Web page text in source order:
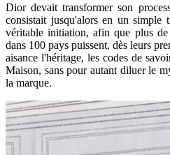
Dior devait transformer son
consistait jusqu'alors en un simple
véritable initiation, afin que plus
dans 100 pays puissent, dès leurs
aisance l'héritage, les codes de
Maison, sans pour autant diluer le
la marque.